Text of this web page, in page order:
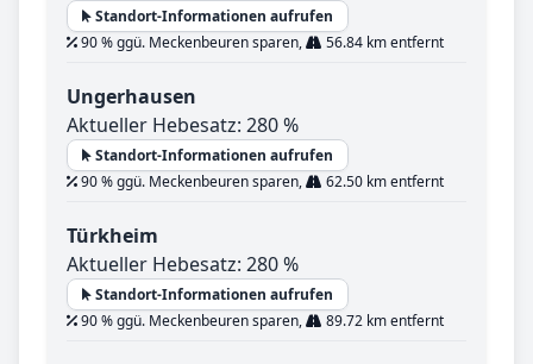
Standort-Informationen aufrufen
90 % ggü. Meckenbeuren sparen,
56.84 km entfernt
Ungerhausen
Aktueller Hebesatz: 280 %
Standort-Informationen aufrufen
90 % ggü. Meckenbeuren sparen,
62.50 km entfernt
Türkheim
Aktueller Hebesatz: 280 %
Standort-Informationen aufrufen
90 % ggü. Meckenbeuren sparen,
89.72 km entfernt